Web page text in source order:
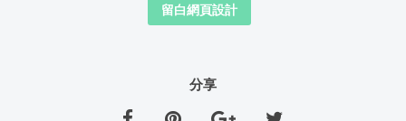
留白網頁設計
分享